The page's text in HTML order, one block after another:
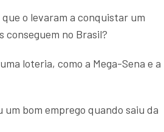
o levaram a conquistar um
conseguem no Brasil?
loteria, como a Mega-Sena e a
bom emprego quando saiu da